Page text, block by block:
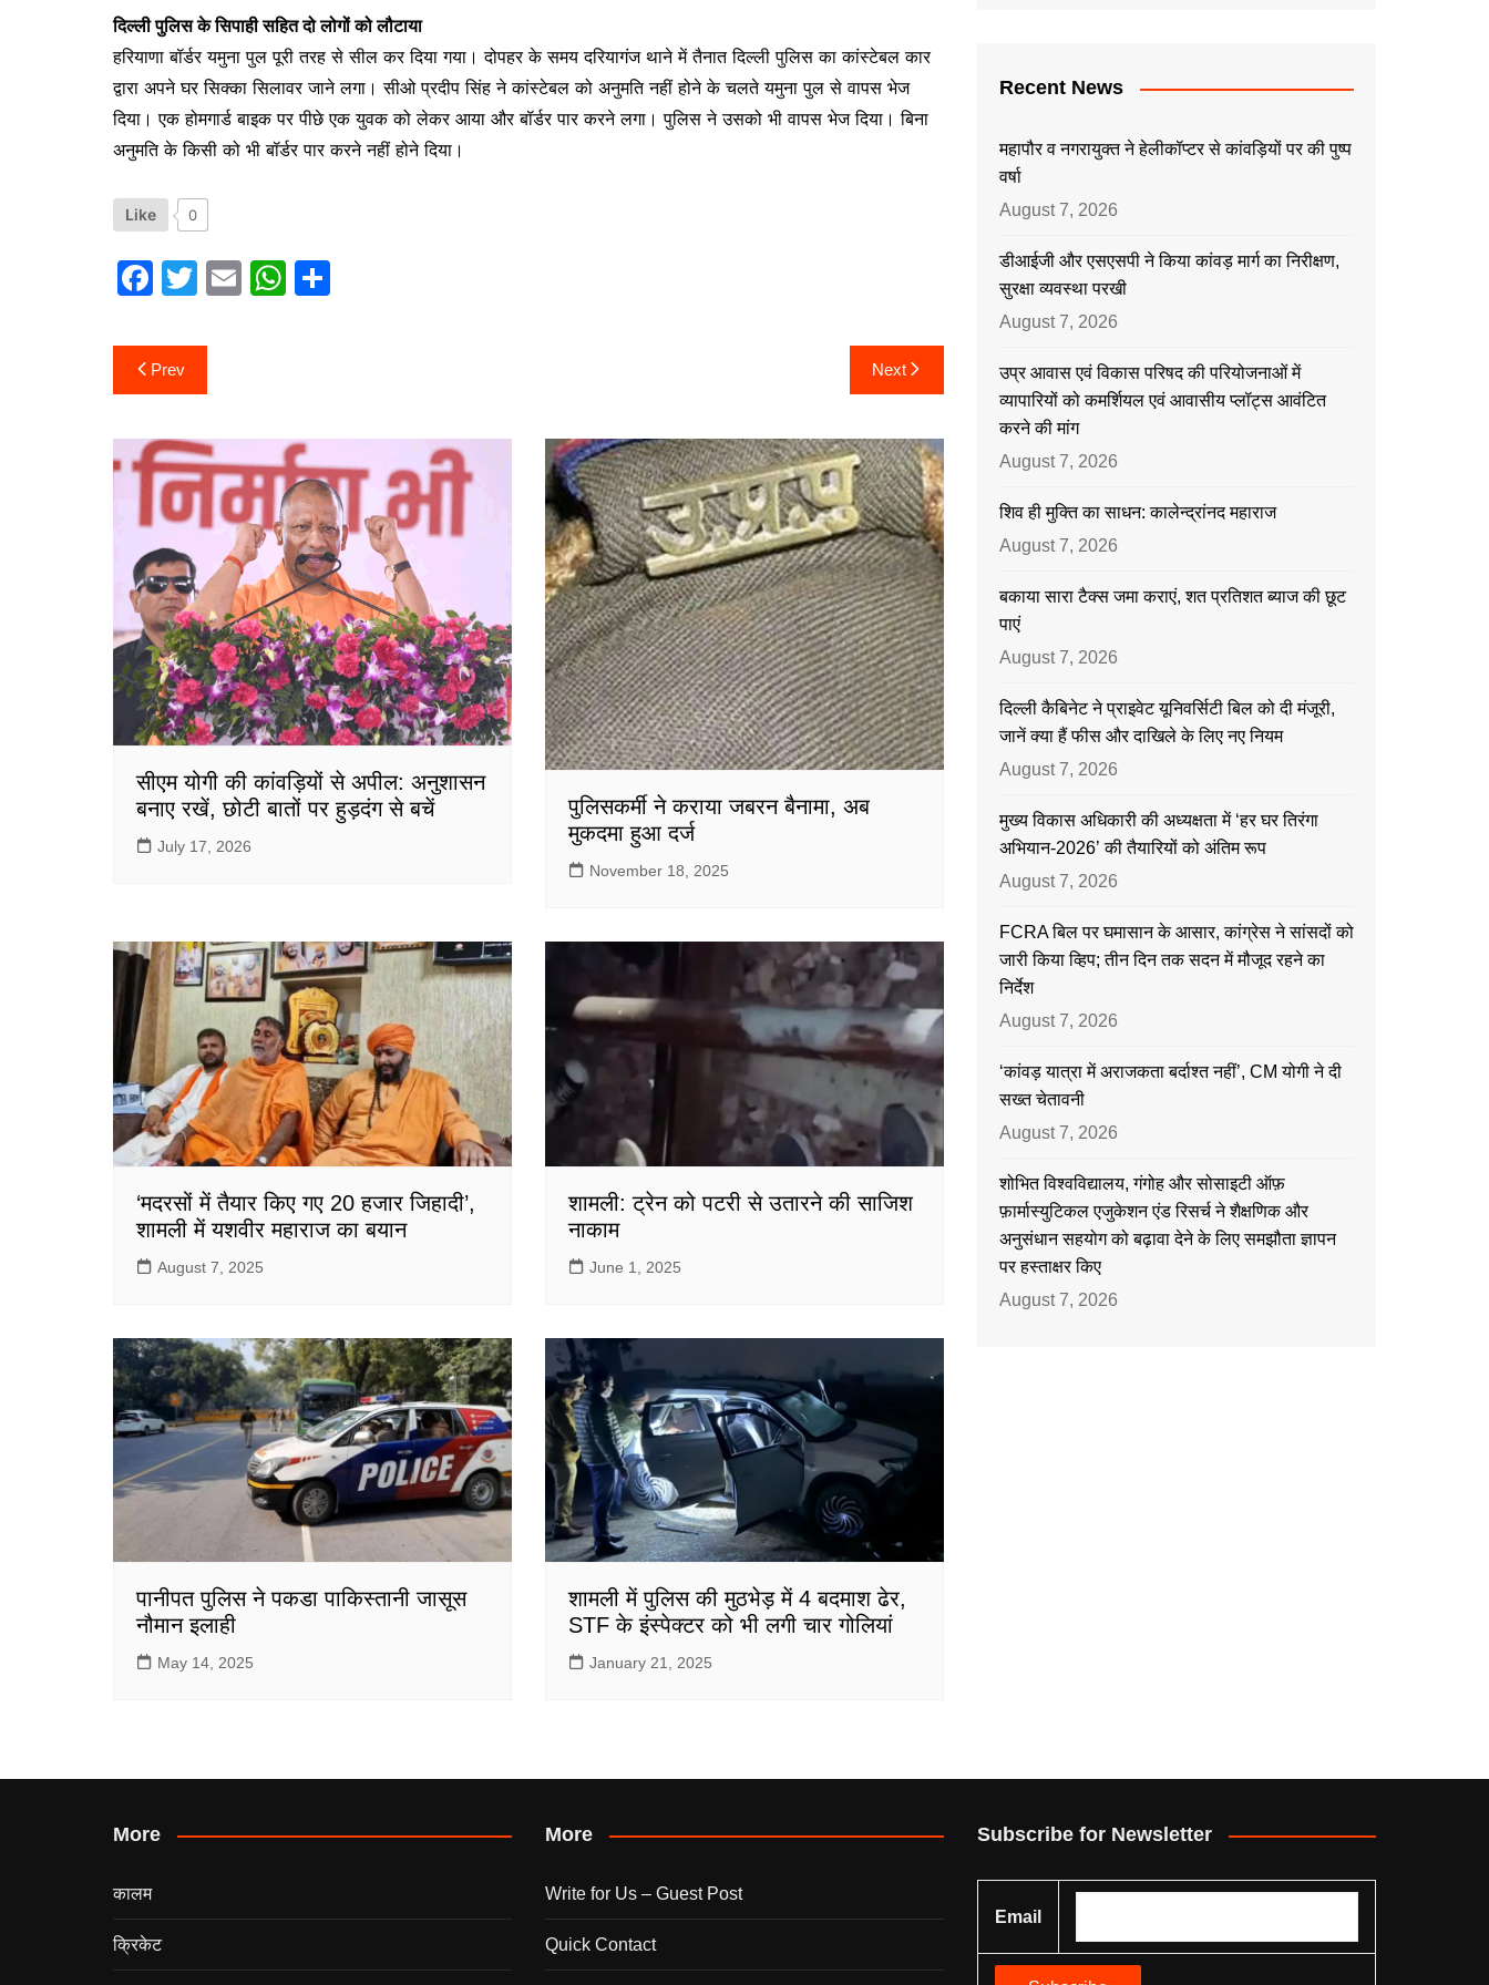
दिल्ली पुलिस के सिपाही सहित दो लोगों को लौटाया
हरियाणा बॉर्डर यमुना पुल पूरी तरह से सील कर दिया गया। दोपहर के समय दरियागंज थाने में तैनात दिल्ली पुलिस का कांस्टेबल कार
द्वारा अपने घर सिक्का सिलावर जाने लगा। सीओ प्रदीप सिंह ने कांस्टेबल को अनुमति नहीं होने के चलते यमुना पुल से वापस भेज
दिया। एक होमगार्ड बाइक पर पीछे एक युवक को लेकर आया और बॉर्डर पार करने लगा। पुलिस ने उसको भी वापस भेज दिया। बिना
अनुमति के किसी को भी बॉर्डर पार करने नहीं होने दिया।
Like 0
F
c
e
o
o
k
T
itt
er
E
W
p
p
Post
navigation
Prev Next
सीएम योगी की कांवड़ियों से अपील: अनुशासन
बनाए रखें, छोटी बातों पर हुड़दंग से बचें
July 17, 2026
पुलिसकर्मी ने कराया जबरन बैनामा, अब
मुकदमा हुआ दर्ज
November 18, 2025
‘मदरसों में तैयार किए गए 20 हजार जिहादी’,
शामली में यशवीर महाराज का बयान
August 7, 2025
शामली: ट्रेन को पटरी से उतारने की साजिश
नाकाम
June 1, 2025
पानीपत पुलिस ने पकडा पाकिस्तानी जासूस
नौमान इलाही
May 14, 2025
शामली में पुलिस की मुठभेड़ में 4 बदमाश ढेर,
STF के इंस्पेक्टर को भी लगी चार गोलियां
January 21, 2025
Recent News
महापौर व नगरायुक्त ने हेलीकॉप्टर से कांवड़ियों पर की पुष्प
वर्षा
August 7, 2026
डीआईजी और एसएसपी ने किया कांवड़ मार्ग का निरीक्षण,
सुरक्षा व्यवस्था परखी
August 7, 2026
उप्र आवास एवं विकास परिषद की परियोजनाओं में
व्यापारियों को कमर्शियल एवं आवासीय प्लॉट्स आवंटित
करने की मांग
August 7, 2026
शिव ही मुक्ति का साधन: कालेन्द्रांनद महाराज
August 7, 2026
बकाया सारा टैक्स जमा कराएं, शत प्रतिशत ब्याज की छूट
पाएं
August 7, 2026
दिल्ली कैबिनेट ने प्राइवेट यूनिवर्सिटी बिल को दी मंजूरी,
जानें क्या हैं फीस और दाखिले के लिए नए नियम
August 7, 2026
मुख्य विकास अधिकारी की अध्यक्षता में ‘हर घर तिरंगा
अभियान-2026’ की तैयारियों को अंतिम रूप
August 7, 2026
FCRA बिल पर घमासान के आसार, कांग्रेस ने सांसदों को
जारी किया व्हिप; तीन दिन तक सदन में मौजूद रहने का
निर्देश
August 7, 2026
‘कांवड़ यात्रा में अराजकता बर्दाश्त नहीं’, CM योगी ने दी
सख्त चेतावनी
August 7, 2026
शोभित विश्वविद्यालय, गंगोह और सोसाइटी ऑफ़
फ़ार्मास्युटिकल एजुकेशन एंड रिसर्च ने शैक्षणिक और
अनुसंधान सहयोग को बढ़ावा देने के लिए समझौता ज्ञापन
पर हस्ताक्षर किए
August 7, 2026
More
कालम
क्रिकेट
More
Write for Us – Guest Post
Quick Contact
Subscribe for Newsletter
Email